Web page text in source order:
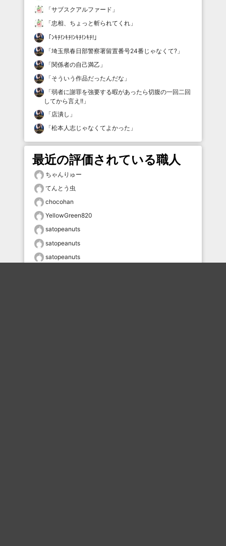
「サブスクアルファード 」
「忠相、ちょっと斬られてくれ 」
「ﾝｷﾁ!ﾝｷﾁ!ﾝｷﾁ!ﾝｷﾁ! 」
「埼玉県春日部警察署留置番号24番じゃなくて? 」
「関係者の自己満乙 」
「そういう作品だったんだな 」
「弱者に謝罪を強要する暇があったら切腹の一回二回
してから言え!! 」
「店潰し 」
「松本人志じゃなくてよかった 」
最近の評価されている職人
ちゃんりゅー
てんとう虫
chocohan
YellowGreen820
satopeanuts
satopeanuts
satopeanuts